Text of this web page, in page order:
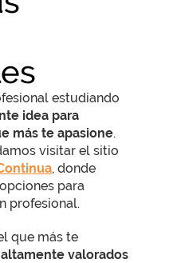
estudiando
idea para
más te apasione.
visitar el sitio
, donde
para
profesional.
que más te
altamente valorados